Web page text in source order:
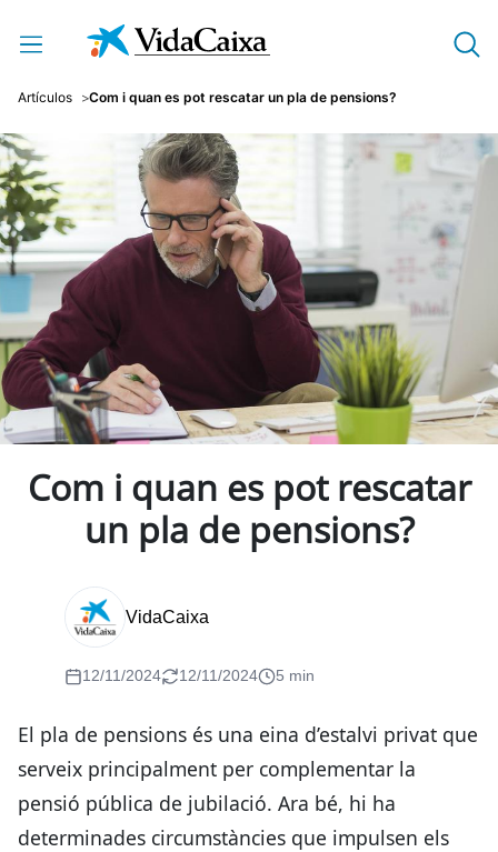
Salta al contingut principal
Artículos Com i quan es pot rescatar un pla de pensions?
Com i quan es pot rescatar
un pla de pensions?
VidaCaixa
12/11/2024 12/11/2024 5 min
El pla de pensions és una eina d’estalvi privat que
serveix principalment per complementar la
pensió pública de jubilació. Ara bé, hi ha
determinades circumstàncies que impulsen els